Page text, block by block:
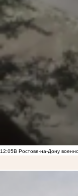
12:05В Ростове-на-Дону